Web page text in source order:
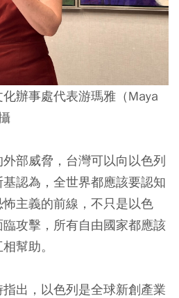
辦事處代表游瑪雅（Maya
部威脅，台灣可以向以色列
認為，全世界都應該要認知
主義的前線，不只是以色
攻擊，所有自由國家都應該
幫助。
出，以色列是全球新創產業